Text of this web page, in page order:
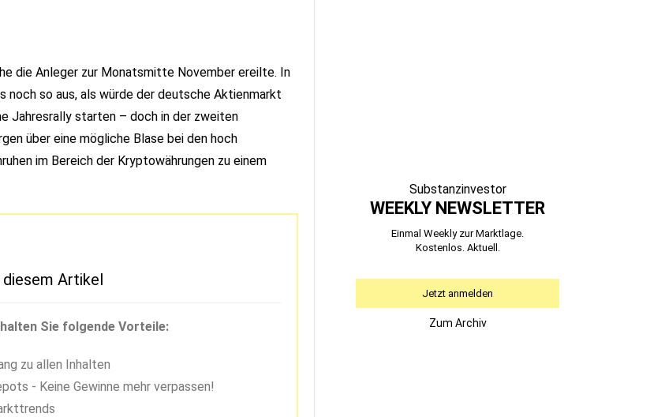
die Anleger zur Monatsmitte November ereilte. In
noch so aus, als würde der deutsche Aktienmarkt
Jahresrally starten – doch in der zweiten
über eine mögliche Blase bei den hoch
im Bereich der Kryptowährungen zu einem
Artikel
Sie folgende Vorteile:
zu allen Inhalten
- Keine Gewinne mehr verpassen!
Substanzinvestor
WEEKLY NEWSLETTER
Einmal Weekly zur Marktlage.
Kostenlos. Aktuell.
Jetzt anmelden
Zum Archiv